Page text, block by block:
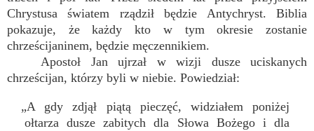
Chrystusa światem rządził będzie Antychryst. Biblia
pokazuje, że każdy kto w tym okresie zostanie
chrześcijaninem, będzie męczennikiem.
Apostoł Jan ujrzał w wizji dusze uciskanych
chrześcijan, którzy byli w niebie. Powiedział:
„A gdy zdjął piątą pieczęć, widziałem poniżej
ołtarza dusze zabitych dla Słowa Bożego i dla